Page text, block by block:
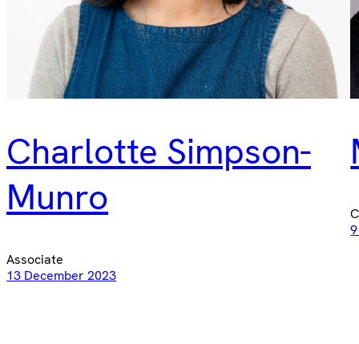
Charlotte Simpson-
Munro
Associate
13 December 2023